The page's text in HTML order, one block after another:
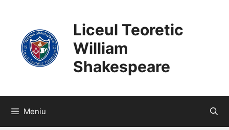
CONȚINUT
Liceul Teoretic
William
Shakespeare
Meniu